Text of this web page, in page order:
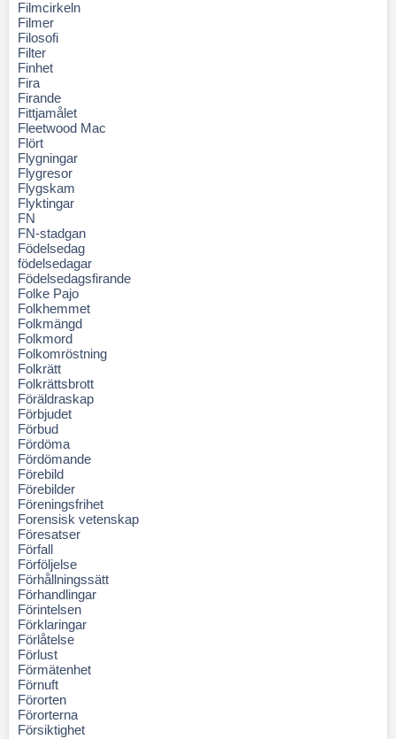
Filmcirkeln
Filmer
Filosofi
Filter
Finhet
Fira
Firande
Fittjamålet
Fleetwood Mac
Flört
Flygningar
Flygresor
Flygskam
Flyktingar
FN
FN-stadgan
Födelsedag
födelsedagar
Födelsedagsfirande
Folke Pajo
Folkhemmet
Folkmängd
Folkmord
Folkomröstning
Folkrätt
Folkrättsbrott
Föräldraskap
Förbjudet
Förbud
Fördöma
Fördömande
Förebild
Förebilder
Föreningsfrihet
Forensisk vetenskap
Föresatser
Förfall
Förföljelse
Förhållningssätt
Förhandlingar
Förintelsen
Förklaringar
Förlåtelse
Förlust
Förmätenhet
Förnuft
Förorten
Förorterna
Försiktighet